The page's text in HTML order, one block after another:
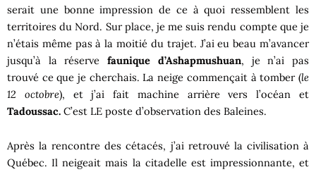
serait une bonne impression de ce à quoi ressemblent les
territoires du Nord. Sur place, je me suis rendu compte que je
n’étais même pas à la moitié du trajet. J’ai eu beau m’avancer
jusqu’à la réservefaunique d’Ashapmushuan, je n’ai pas
trouvé ce que je cherchais. La neige commençait à tomber (le
12 octobre), et j’ai fait machine arrière vers l’océan et
Tadoussac. C’est LE poste d’observation des Baleines.
Après la rencontre des cétacés, j’ai retrouvé la civilisation à
Québec. Il neigeait mais la citadelle est impressionnante, et